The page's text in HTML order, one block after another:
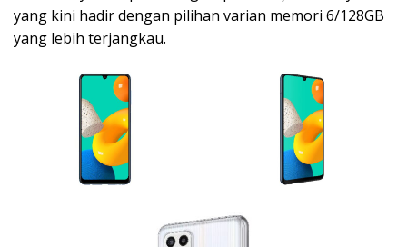
yang kini hadir dengan pilihan varian memori 6/128GB
yang lebih terjangkau.